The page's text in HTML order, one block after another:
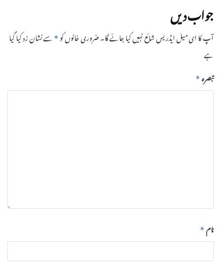
جواب دیں
آپ کا ای میل ایڈریس شائع نہیں کیا جائے گا۔ضروری خانوں کو * سے نشان زد کیا گیا
ہے
تبصرہ *
نام *